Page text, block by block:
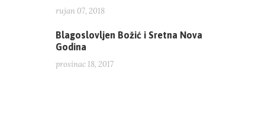
rujan 07, 2018
Blagoslovljen Božić i Sretna Nova
Godina
prosinac 18, 2017